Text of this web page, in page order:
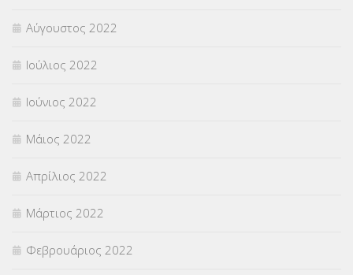
Αύγουστος 2022
Ιούλιος 2022
Ιούνιος 2022
Μάιος 2022
Απρίλιος 2022
Μάρτιος 2022
Φεβρουάριος 2022